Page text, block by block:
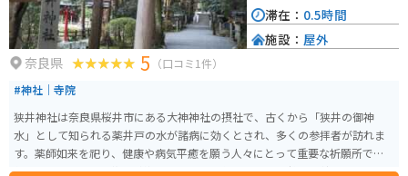
奈良県 5 （口コミ1件）
#神社｜寺院
狭井神社は奈良県桜井市にある大神神社の摂社で、古くから「狭井の御神
水」として知られる薬井戸の水が諸病に効くとされ、多くの参拝者が訪れま
す。薬師如来を祀り、健康や病気平癒を願う人々にとって重要な祈願所です。
毎年4月18日には鎮花祭が催され、2000年以上の歴史を持つ伝統ある祭りと
滞在： 0.5時間
施設： 屋外